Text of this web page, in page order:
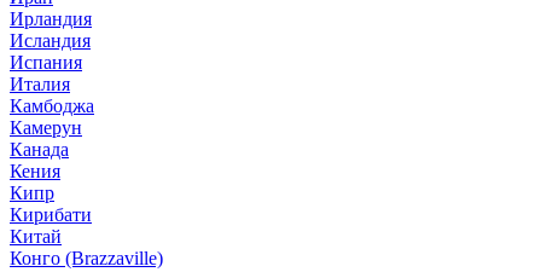
Ирландия
Исландия
Испания
Италия
Камбоджа
Камерун
Канада
Кения
Кипр
Кирибати
Китай
Конго (Brazzaville)